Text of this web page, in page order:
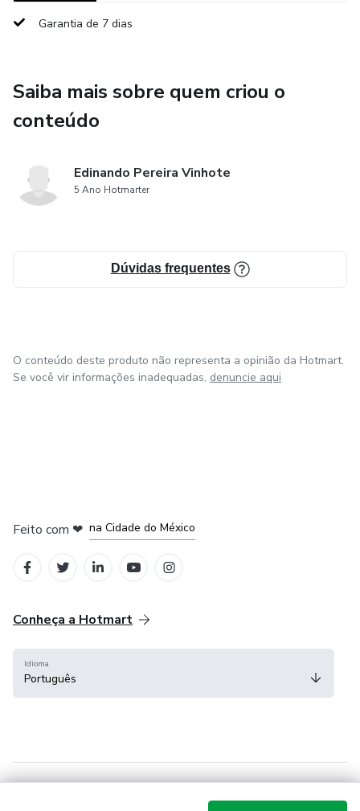
Garantia de 7 dias
Saiba mais sobre quem criou o
conteúdo
Edinando Pereira Vinhote
5 Ano Hotmarter
Dúvidas frequentes
O conteúdo deste produto não representa a opinião da Hotmart.
Se você vir informações inadequadas, denuncie aqui
Feito com ❤ na Cidade do México
Conheça a Hotmart
Idioma
Português